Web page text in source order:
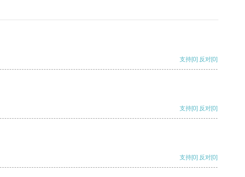
支持[0] 反对[0]
支持[0] 反对[0]
支持[0] 反对[0]